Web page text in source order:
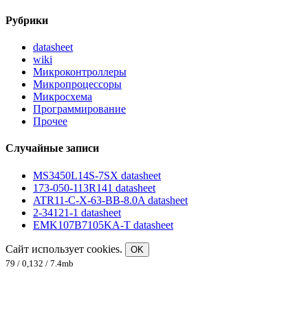
Рубрики
datasheet
wiki
Микроконтроллеры
Микропроцессоры
Микросхема
Программирование
Прочее
Случайные записи
MS3450L14S-7SX datasheet
173-050-113R141 datasheet
ATR11-C-X-63-BB-8.0A datasheet
2-34121-1 datasheet
EMK107B7105KA-T datasheet
Сайт использует cookies.
OK
79 / 0,132 / 7.4mb